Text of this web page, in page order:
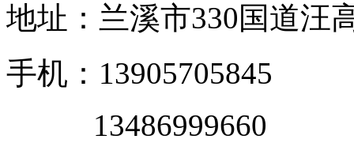
地址：兰溪市330国道汪
手机：13905705845
13486999660